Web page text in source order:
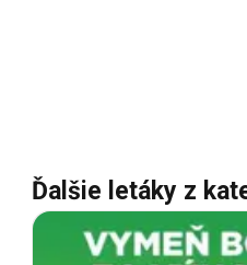
Ďalšie letáky z